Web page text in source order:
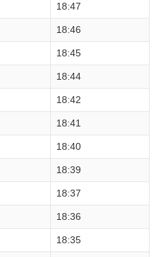
18:47
18:46
18:45
18:44
18:42
18:41
18:40
18:39
18:37
18:36
18:35